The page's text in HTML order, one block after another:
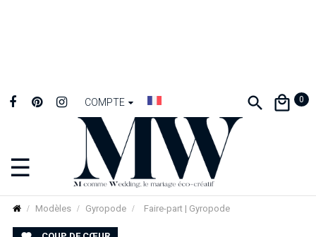
COMPTE 0
Basculer
la
navigation
☰
Modèles Gyropode Faire-part | Gyropode